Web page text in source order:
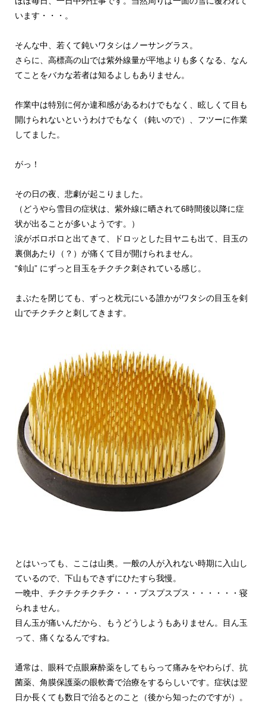
います・・・。
そんな中、若くて鈍いワタシはノーサングラス。
さらに、高標高の山では紫外線量が平地よりも多くなる、なん
てことをバカな若者は知るよしもありません。
作業中は特別に何か違和感があるわけでもなく、眩しくて目も
開けられないというわけでもなく（鈍いので）、フツーに作業
してました。
がっ！
その日の夜、悲劇が起こりました。
（どうやら雪目の症状は、紫外線に晒されて6時間後以降に症
状が出ることが多いようです。）
涙がボロボロと出てきて、ドロッとした目ヤニも出て、目玉の
裏側あたり（？）が痛くて目が開けられません。
“剣山” にずっと目玉をチクチク刺されている感じ。
まぶたを閉じても、ずっと枕元にいる誰かがワタシの目玉を剣
山でチクチクと刺してきます。
とはいっても、ここは山奥。一般の人が入れない時期に入山し
ているので、下山もできずにひたすら我慢。
一晩中、チクチクチクチク・・・プスプスプス・・・・・・寝
られません。
目ん玉が痛いんだから、もうどうしようもありません。目ん玉
って、痛くなるんですね。
通常は、眼科で点眼麻酔薬をしてもらって痛みをやわらげ、抗
菌薬、角膜保護薬の眼軟膏で治療をするらしいです。症状は翌
日か長くても数日で治るとのこと（後から知ったのですが）。